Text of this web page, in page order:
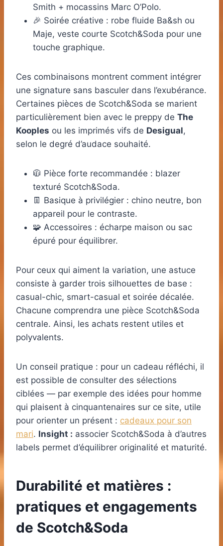
Smith + mocassins Marc O’Polo.
🎉 Soirée créative : robe fluide Ba&sh ou
Maje, veste courte Scotch&Soda pour une
touche graphique.
Ces combinaisons montrent comment intégrer
une signature sans basculer dans l’exubérance.
Certaines pièces de Scotch&Soda se marient
particulièrement bien avec le preppy de The
Kooples ou les imprimés vifs de Desigual,
selon le degré d’audace souhaité.
🧥 Pièce forte recommandée : blazer
texturé Scotch&Soda.
👖 Basique à privilégier : chino neutre, bon
appareil pour le contraste.
🧩 Accessoires : écharpe maison ou sac
épuré pour équilibrer.
Pour ceux qui aiment la variation, une astuce
consiste à garder trois silhouettes de base :
casual-chic, smart-casual et soirée décalée.
Chacune comprendra une pièce Scotch&Soda
centrale. Ainsi, les achats restent utiles et
polyvalents.
Un conseil pratique : pour un cadeau réfléchi, il
est possible de consulter des sélections
ciblées — par exemple des idées pour homme
qui plaisent à cinquantenaires sur ce site, utile
pour orienter un présent : cadeaux pour son
mari. Insight : associer Scotch&Soda à d’autres
labels permet d’équilibrer originalité et maturité.
Durabilité et matières :
pratiques et engagements
de Scotch&Soda